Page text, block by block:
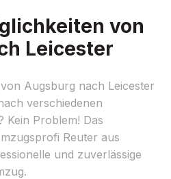
von
Leicester
Augsburg nach Leicester
verschiedenen
Kein Problem! Das
Reuter aus
und zuverlässige